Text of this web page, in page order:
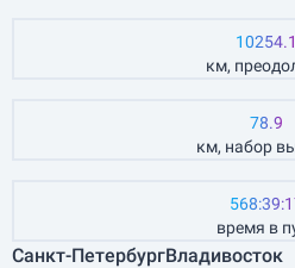
10254.1
км,
78.9
км, набор
время в
Санкт-ПетербургВладивосток